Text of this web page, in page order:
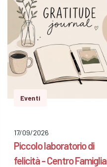
Eventi
17/09/2026
Piccolo laboratorio di
felicità - Centro Famiglia